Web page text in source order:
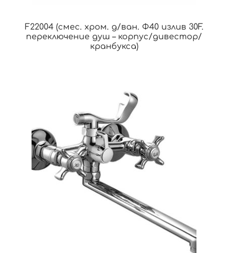
F22004 (смес. хром. д/ван. Ф40 излив 30F.
переключение душ – корпус/дивестор/
кранбукса)